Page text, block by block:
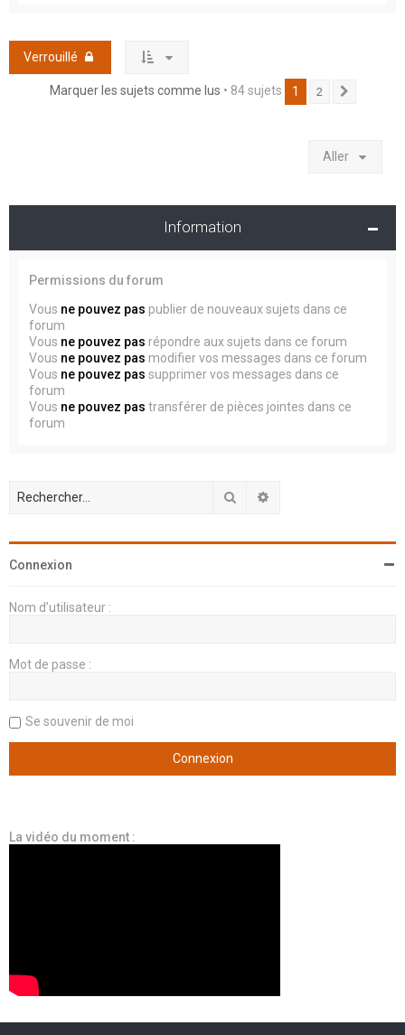
Verrouillé
Marquer les sujets comme lus • 84 sujets 1 2
Aller
Information
Permissions du forum
Vous ne pouvez pas publier de nouveaux sujets dans ce
forum
Vous ne pouvez pas répondre aux sujets dans ce forum
Vous ne pouvez pas modifier vos messages dans ce forum
Vous ne pouvez pas supprimer vos messages dans ce
forum
Vous ne pouvez pas transférer de pièces jointes dans ce
forum
Rechercher
Connexion
Nom d’utilisateur :
Mot de passe :
Se souvenir de moi
La vidéo du moment :